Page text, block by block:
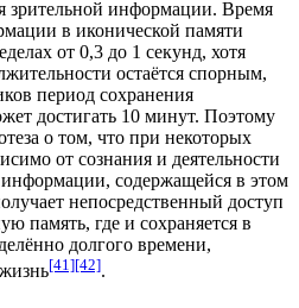
зрительной информации. Время
в иконической памяти
от 0,3 до 1 секунд, хотя
остаётся спорным,
период сохранения
достигать 10 минут. Поэтому
о том, что при некоторых
от сознания и деятельности
информации, содержащейся в этом
непосредственный доступ
память, где и сохраняется в
долгого времени,
[41][42].